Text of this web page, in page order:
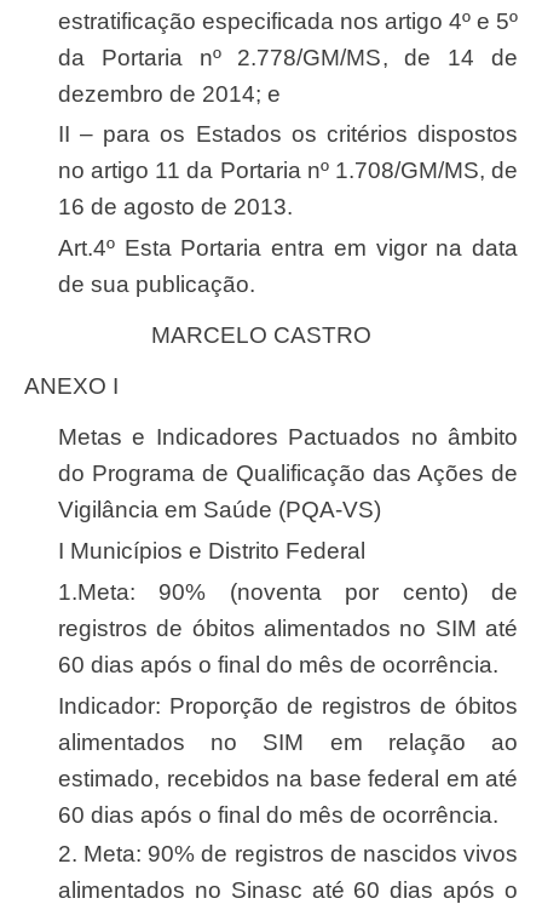
estratificação especificada nos artigo 4º e 5º
da Portaria nº 2.778/GM/MS, de 14 de
dezembro de 2014; e
II – para os Estados os critérios dispostos
no artigo 11 da Portaria nº 1.708/GM/MS, de
16 de agosto de 2013.
Art.4º Esta Portaria entra em vigor na data
de sua publicação.
MARCELO CASTRO
ANEXO I
Metas e Indicadores Pactuados no âmbito
do Programa de Qualificação das Ações de
Vigilância em Saúde (PQA-VS)
I Municípios e Distrito Federal
1.Meta: 90% (noventa por cento) de
registros de óbitos alimentados no SIM até
60 dias após o final do mês de ocorrência.
Indicador: Proporção de registros de óbitos
alimentados no SIM em relação ao
estimado, recebidos na base federal em até
60 dias após o final do mês de ocorrência.
2. Meta: 90% de registros de nascidos vivos
alimentados no Sinasc até 60 dias após o